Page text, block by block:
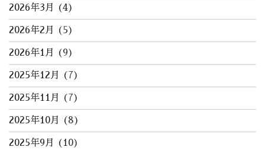
2026年3月 (4)
2026年2月 (5)
2026年1月 (9)
2025年12月 (7)
2025年11月 (7)
2025年10月 (8)
2025年9月 (10)